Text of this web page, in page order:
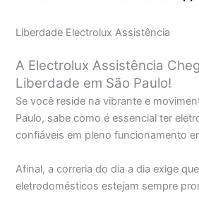
Liberdade Electrolux Assistência
A Electrolux Assistência
Liberdade em São Paulo!
Se você reside na vibrante e
Paulo, sabe como é essencial ter
confiáveis em pleno funcionamento
Afinal, a correria do dia a dia exige
eletrodomésticos estejam sempre